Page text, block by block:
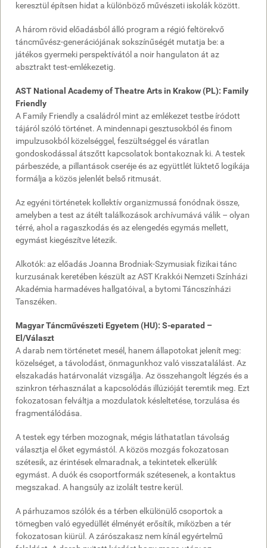
keresztül építsen hidat a különböző művészeti iskolák között.
A három rövid előadásból álló program a régió feltörekvő
táncművész-generációjának sokszínűségét mutatja be: a
játékos gyermeki perspektívától a noir hangulaton át az
absztrakt test-emlékezetig.
AST National Academy of Theatre Arts in Krakow (PL): Family
Friendly
A Family Friendly a családról mint az emlékezet testbe íródott
tájáról szóló történet. A mindennapi gesztusokból és finom
impulzusokból közelséggel, feszültséggel és váratlan
gondoskodással átszőtt kapcsolatok bontakoznak ki. A testek
párbeszéde, a pillantások cseréje és az együttlét lüktető logikája
formálja a közös jelenlét belső ritmusát.
Az egyéni történetek kollektív organizmussá fonódnak össze,
amelyben a test az átélt találkozások archívumává válik – olyan
térré, ahol a ragaszkodás és az elengedés egymás mellett,
egymást kiegészítve létezik.
Alkotók: az előadás Joanna Brodniak-Szymusiak fizikai tánc
kurzusának keretében készült az AST Krakkói Nemzeti Színházi
Akadémia harmadéves hallgatóival, a bytomi Táncszínházi
Tanszéken.
Magyar Táncművészeti Egyetem (HU): S-eparated –
El/Választ
A darab nem történetet mesél, hanem állapotokat jelenít meg:
közelséget, a távolodást, önmagunkhoz való visszatalálást. Az
elszakadás határvonalát vizsgálja. Az összehangolt légzés és a
szinkron térhasználat a kapcsolódás illúzióját teremtik meg. Ezt
fokozatosan felváltja a mozdulatok késleltetése, torzulása és
fragmentálódása.
A testek egy térben mozognak, mégis láthatatlan távolság
választja el őket egymástól. A közös mozgás fokozatosan
szétesik, az érintések elmaradnak, a tekintetek elkerülik
egymást. A duók és csoportformák szétesenek, a kontaktus
megszakad. A hangsúly az izolált testre kerül.
A párhuzamos szólók és a térben elkülönülő csoportok a
tömegben való egyedüllét élményét erősítik, miközben a tér
fokozatosan kiürül. A zárószakasz nem kínál egyértelmű